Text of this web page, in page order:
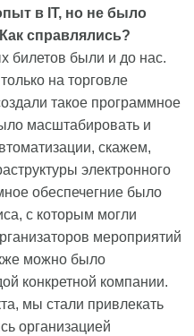
в IT, но не было
справлялись?
билетов были и до нас.
на торговле
такое программное
масштабировать и
скажем,
электронного
обеспечегние было
с которым могли
мероприятий
можно было
конкретной компании.
мы стали привлекать
организацией